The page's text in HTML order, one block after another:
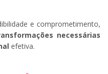
e comprometimento,
necessárias
efetiva.